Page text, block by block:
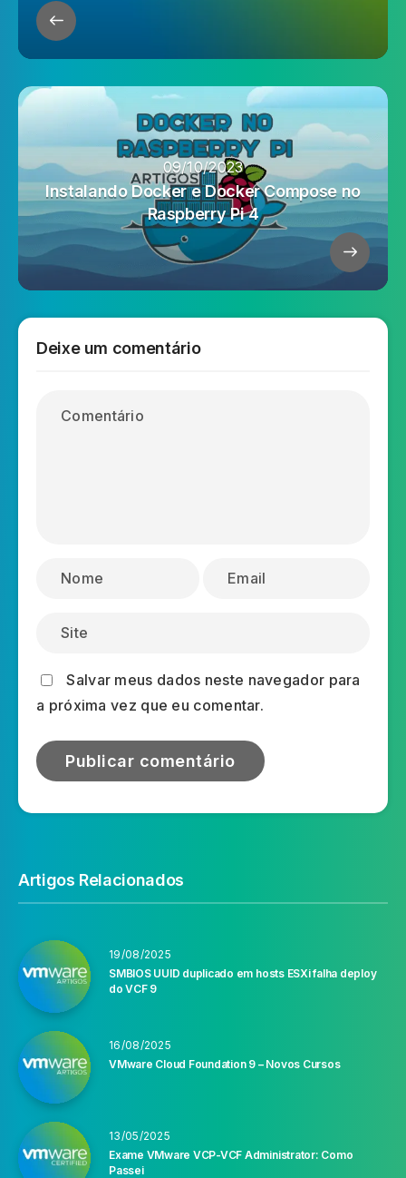
09/10/2023
Instalando Docker e Docker Compose no
Raspberry Pi 4
Deixe um comentário
Salvar meus dados neste navegador para
a próxima vez que eu comentar.
Artigos Relacionados
19/08/2025
SMBIOS UUID duplicado em hosts ESXi falha deploy
do VCF 9
16/08/2025
VMware Cloud Foundation 9 – Novos Cursos
13/05/2025
Exame VMware VCP-VCF Administrator: Como
Passei